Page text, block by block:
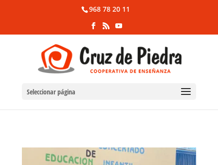
968 78 20 11
Seleccionar página